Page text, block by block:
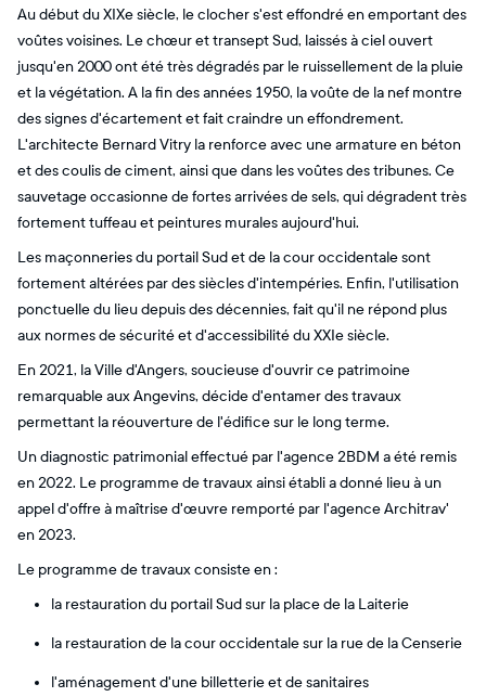
Au début du XIXe siècle, le clocher s'est effondré en emportant des
voûtes voisines. Le chœur et transept Sud, laissés à ciel ouvert
jusqu'en 2000 ont été très dégradés par le ruissellement de la pluie
et la végétation. A la fin des années 1950, la voûte de la nef montre
des signes d'écartement et fait craindre un effondrement.
L'architecte Bernard Vitry la renforce avec une armature en béton
et des coulis de ciment, ainsi que dans les voûtes des tribunes. Ce
sauvetage occasionne de fortes arrivées de sels, qui dégradent très
fortement tuffeau et peintures murales aujourd'hui.
Les maçonneries du portail Sud et de la cour occidentale sont
fortement altérées par des siècles d'intempéries. Enfin, l'utilisation
ponctuelle du lieu depuis des décennies, fait qu'il ne répond plus
aux normes de sécurité et d'accessibilité du XXIe siècle.
En 2021, la Ville d'Angers, soucieuse d'ouvrir ce patrimoine
remarquable aux Angevins, décide d'entamer des travaux
permettant la réouverture de l'édifice sur le long terme.
Un diagnostic patrimonial effectué par l'agence 2BDM a été remis
en 2022. Le programme de travaux ainsi établi a donné lieu à un
appel d'offre à maîtrise d'œuvre remporté par l'agence Architrav'
en 2023.
Le programme de travaux consiste en :
la restauration du portail Sud sur la place de la Laiterie
la restauration de la cour occidentale sur la rue de la Censerie
l'aménagement d'une billetterie et de sanitaires